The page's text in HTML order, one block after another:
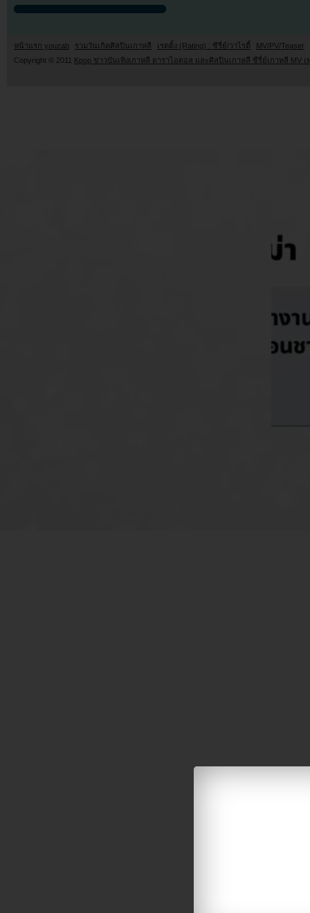
หน้าแรก youzab รวมวันเกิดศิลปินเกาหลี เรตติ้ง (Rating) : ซีรี่ย์/วาไรตี้
MV/PV/Teaser
Copyright © 2011 Kpop ข่าวบันเทิงเกาหลี ดาราไอดอล และศิลปินเกาหลี ซีรี่ย์เกาหลี MV